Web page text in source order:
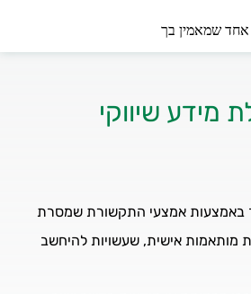
מידע שיווקי
באמצעות אמצעי התקשורת שמסרת
מותאמות אישית, שעשויות להיחשב